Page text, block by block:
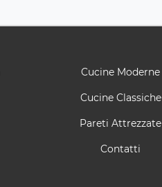
Cucine Moderne
Cucine Classiche
Pareti Attrezzate
Contatti